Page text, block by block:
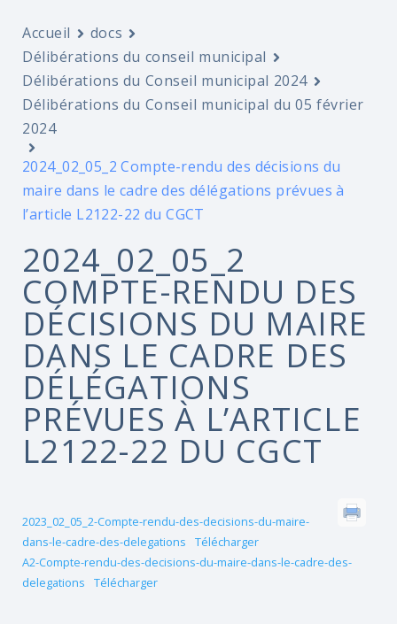
Accueil
docs
Délibérations du conseil municipal
Délibérations du Conseil municipal 2024
Délibérations du Conseil municipal du 05 février
2024
2024_02_05_2 Compte-rendu des décisions du
maire dans le cadre des délégations prévues à
l’article L2122-22 du CGCT
2024_02_05_2
COMPTE-RENDU DES
DÉCISIONS DU MAIRE
DANS LE CADRE DES
DÉLÉGATIONS
PRÉVUES À L’ARTICLE
L2122-22 DU CGCT
2023_02_05_2-Compte-rendu-des-decisions-du-maire-
dans-le-cadre-des-delegations
Télécharger
A2-Compte-rendu-des-decisions-du-maire-dans-le-cadre-des-
delegations
Télécharger